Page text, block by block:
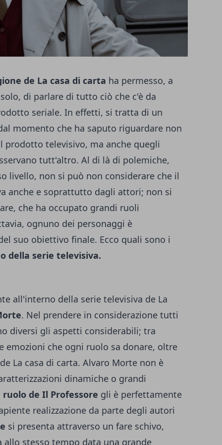
de La casa di carta ha permesso, a
di parlare di tutto ciò che c'è da
seriale. In effetti, si tratta di un
momento che ha saputo riguardare non
televisivo, ma anche quegli
tutt'altro. Al di là di polemiche,
livello, non si può non considerare che il
anche e soprattutto dagli attori; non si
che ha occupato grandi ruoli
ognuno dei personaggi è
suo obiettivo finale. Ecco quali sono i
della serie televisiva.
all'interno della serie televisiva de La
. Nel prendere in considerazione tutti
diversi gli aspetti considerabili; tra
emozioni che ogni ruolo sa donare, oltre
La casa di carta. Alvaro Morte non è
dinamiche o grandi
ruolo de Il Professore gli è perfettamente
realizzazione da parte degli autori
si presenta attraverso un fare schivo,
stesso tempo data una grande